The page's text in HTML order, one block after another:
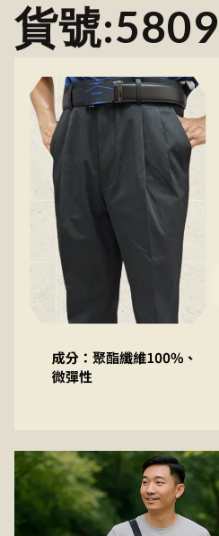
貨號:5809